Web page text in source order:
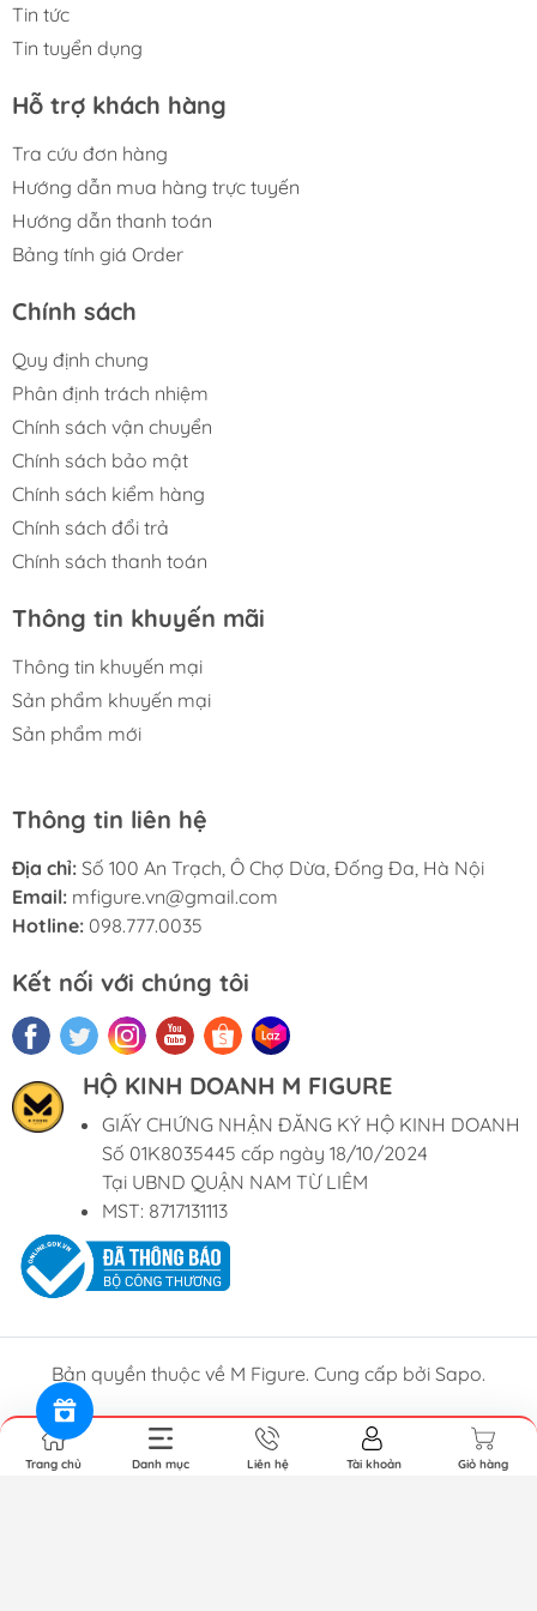
Tin tức
Tin tuyển dụng
Hỗ trợ khách hàng
Tra cứu đơn hàng
Hướng dẫn mua hàng trực tuyến
Hướng dẫn thanh toán
Bảng tính giá Order
Chính sách
Quy định chung
Phân định trách nhiệm
Chính sách vận chuyển
Chính sách bảo mật
Chính sách kiểm hàng
Chính sách đổi trả
Chính sách thanh toán
Thông tin khuyến mãi
Thông tin khuyến mại
Sản phẩm khuyến mại
Sản phẩm mới
Thông tin liên hệ
Địa chỉ: Số 100 An Trạch, Ô Chợ Dừa, Đống Đa, Hà Nội
Email: mfigure.vn@gmail.com
Hotline: 098.777.0035
Kết nối với chúng tôi
HỘ KINH DOANH M FIGURE
GIẤY CHỨNG NHẬN ĐĂNG KÝ HỘ KINH DOANH
Số 01K8035445 cấp ngày 18/10/2024
Tại UBND QUẬN NAM TỪ LIÊM
MST: 8717131113
Bản quyền thuộc về M Figure. Cung cấp bởi Sapo.
Trang chủ Danh mục Liên hệ Tài khoản Giỏ hàng